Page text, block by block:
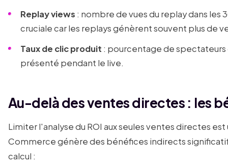
Replay views : nombre de vues du replay dans les
cruciale car les replays génèrent souvent plus de
Taux de clic produit : pourcentage de spectateurs
présenté pendant le live.
Au-delà des ventes directes : les
Limiter l'analyse du ROI aux seules ventes directes
Commerce génère des bénéfices indirects
calcul :